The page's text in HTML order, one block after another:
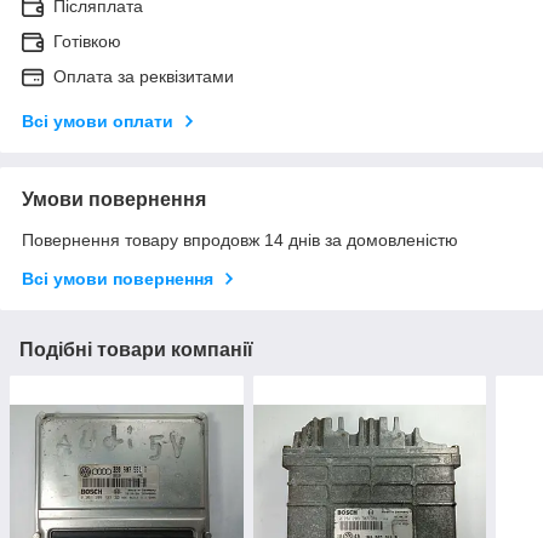
Післяплата
Готівкою
Оплата за реквізитами
Всі умови оплати
Умови повернення
Повернення товару впродовж 14 днів за домовленістю
Всі умови повернення
Подібні товари компанії